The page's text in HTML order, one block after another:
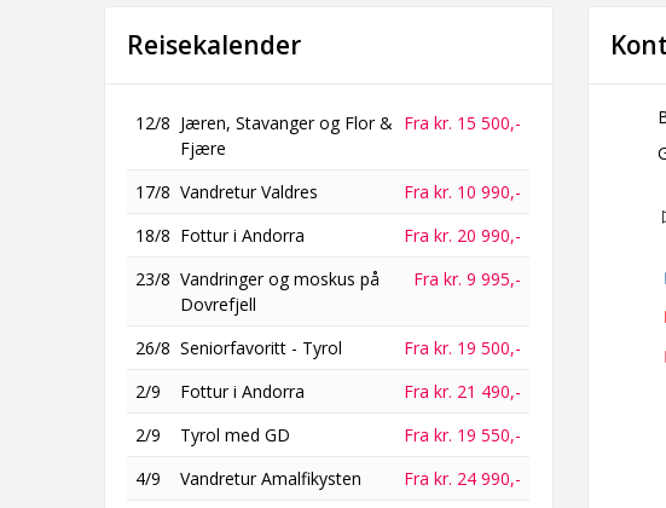
Reisekalender
12/8 Jæren, Stavanger og Flor &
Fjære
Fra kr. 15 500,-
17/8 Vandretur Valdres
Fra kr. 10 990,-
18/8 Fottur i Andorra
Fra kr. 20 990,-
23/8 Vandringer og moskus på
Dovrefjell
Fra kr. 9 995,-
26/8 Seniorfavoritt - Tyrol
Fra kr. 19 500,-
2/9
Fottur i Andorra
Fra kr. 21 490,-
2/9
Tyrol med GD
Fra kr. 19 550,-
4/9
Vandretur Amalfikysten
Fra kr. 24 990,-